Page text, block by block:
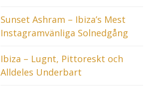
Sunset Ashram – Ibiza’s Mest
Instagramvänliga Solnedgång
Ibiza – Lugnt, Pittoreskt och
Alldeles Underbart